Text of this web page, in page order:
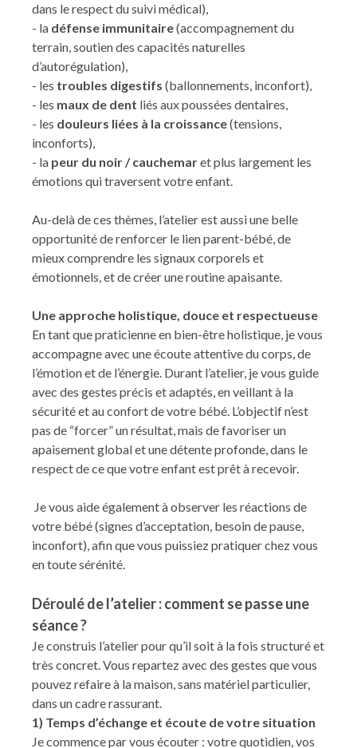
dans le respect du suivi médical),
- la défense immunitaire(accompagnement du
terrain, soutien des capacités naturelles
d’autorégulation),
- les troubles digestifs (ballonnements, inconfort),
- les maux de dent liés aux poussées dentaires,
- les douleurs liées à la croissance(tensions,
inconforts),
- la peur du noir / cauchemaret plus largement les
émotions qui traversent votre enfant.
Au-delà de ces thèmes, l’atelier est aussi une belle
opportunité de renforcer le lien parent-bébé, de
mieux comprendre les signaux corporels et
émotionnels, et de créer une routine apaisante.
Une approche holistique, douce et respectueuse
En tant que praticienne en bien-être holistique, je vous
accompagne avec une écoute attentive du corps, de
l’émotion et de l’énergie. Durant l’atelier, je vous guide
avec des gestes précis et adaptés, en veillant à la
sécurité et au confort de votre bébé. L’objectif n’est
pas de “forcer” un résultat, mais de favoriser un
apaisement global et une détente profonde, dans le
respect de ce que votre enfant est prêt à recevoir.
Je vous aide également à observer les réactions de
votre bébé (signes d’acceptation, besoin de pause,
inconfort), afin que vous puissiez pratiquer chez vous
en toute sérénité.
Déroulé de l’atelier : comment se passe une
séance ?
Je construis l’atelier pour qu’il soit à la fois structuré et
très concret. Vous repartez avec des gestes que vous
pouvez refaire à la maison, sans matériel particulier,
dans un cadre rassurant.
1) Temps d’échange et écoute de votre situation
Je commence par vous écouter : votre quotidien, vos